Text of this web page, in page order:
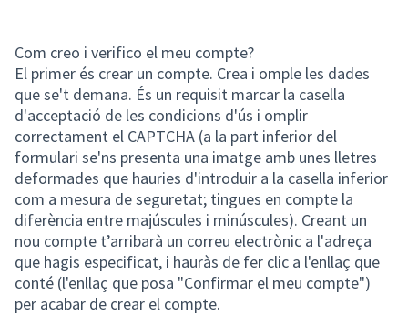
Com creo i verifico el meu compte?
El primer és crear un compte. Crea i omple les dades
que se't demana. És un requisit marcar la casella
d'acceptació de les condicions d'ús i omplir
correctament el CAPTCHA (a la part inferior del
formulari se'ns presenta una imatge amb unes lletres
deformades que hauries d'introduir a la casella inferior
com a mesura de seguretat; tingues en compte la
diferència entre majúscules i minúscules). Creant un
nou compte t’arribarà un correu electrònic a l'adreça
que hagis especificat, i hauràs de fer clic a l'enllaç que
conté (l'enllaç que posa "Confirmar el meu compte")
per acabar de crear el compte.